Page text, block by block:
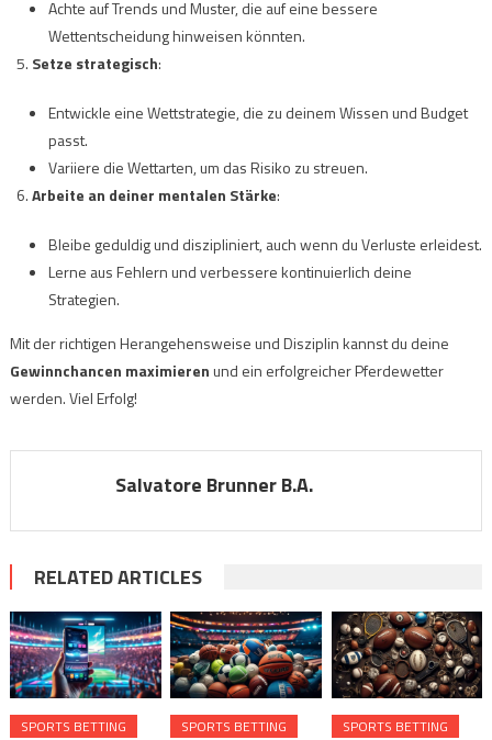
Achte auf Trends und Muster, die auf eine bessere
Wettentscheidung hinweisen könnten.
Setze strategisch:
Entwickle eine Wettstrategie, die zu deinem Wissen und Budget
passt.
Variiere die Wettarten, um das Risiko zu streuen.
Arbeite an deiner mentalen Stärke:
Bleibe geduldig und diszipliniert, auch wenn du Verluste erleidest.
Lerne aus Fehlern und verbessere kontinuierlich deine
Strategien.
Mit der richtigen Herangehensweise und Disziplin kannst du deine
Gewinnchancen maximierenund ein erfolgreicher Pferdewetter
werden. Viel Erfolg!
Salvatore Brunner B.A.
RELATED ARTICLES
SPORTS BETTING SPORTS BETTING SPORTS BETTING